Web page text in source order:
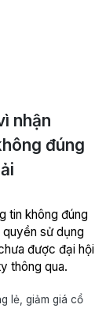
nhận
đúng
tin không đúng
sử dụng
được đại hội
thông qua.
lẻ, giảm giá cổ